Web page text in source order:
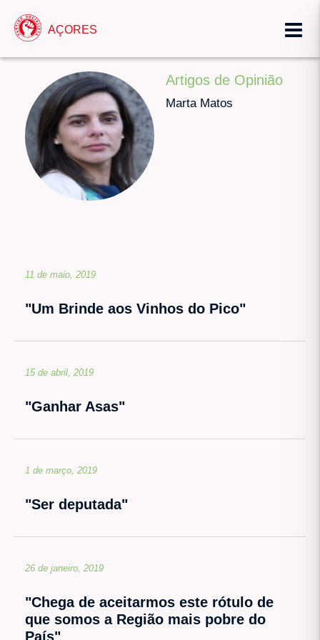
AÇORES
Artigos de Opinião
Marta Matos
11 de maio, 2019
"Um Brinde aos Vinhos do Pico"
15 de abril, 2019
"Ganhar Asas"
1 de março, 2019
"Ser deputada"
26 de janeiro, 2019
"Chega de aceitarmos este rótulo de
que somos a Região mais pobre do
País"